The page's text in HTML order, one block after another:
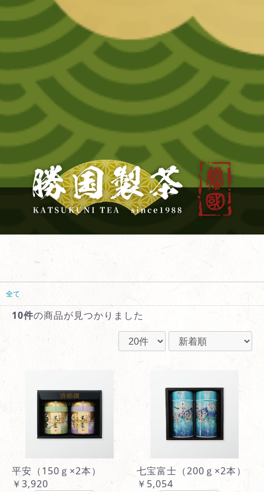
全て
10件の商品が見つかりました
平安（150ｇ×2本）
￥3,920
七宝富士（200ｇ×2本）
￥5,054